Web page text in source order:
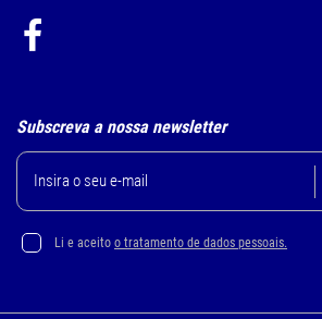
Subscreva a nossa newsletter
Li e aceito o tratamento de dados pessoais.